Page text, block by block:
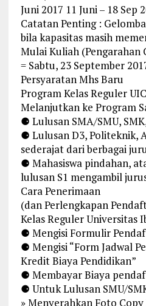
Juni 2017 11 Juni – 18 Sep
Catatan Penting :
bila kapasitas masih
Mulai Kuliah (Pengarahan
= Sabtu, 23 September
Persyaratan Mhs Baru
Program Kelas Reguler
Melanjutkan ke Program
⚈ Lulusan SMA/SMU,
⚈ Lulusan D3, Politeknik,
sederajat dari berbagai
⚈ Mahasiswa pindahan,
lulusan S1 mengambil
Cara Penerimaan
(dan Perlengkapan
Kelas Reguler Universitas
⚈ Mengisi Formulir
⚈ Mengisi “Form Jadwal
Kredit Biaya Pendidikan”
⚈ Membayar Biaya
⚈ Untuk Lulusan SMU/
» Menyerahkan Foto